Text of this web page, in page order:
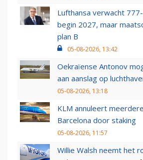
Lufthansa verwacht
begin 2027, maar
plan B
05-08-2026, 13:42
Oekraïense Antonov
aan aanslag op
05-08-2026, 13:18
KLM annuleert
Barcelona door staking
05-08-2026, 11:57
Willie Walsh neemt het